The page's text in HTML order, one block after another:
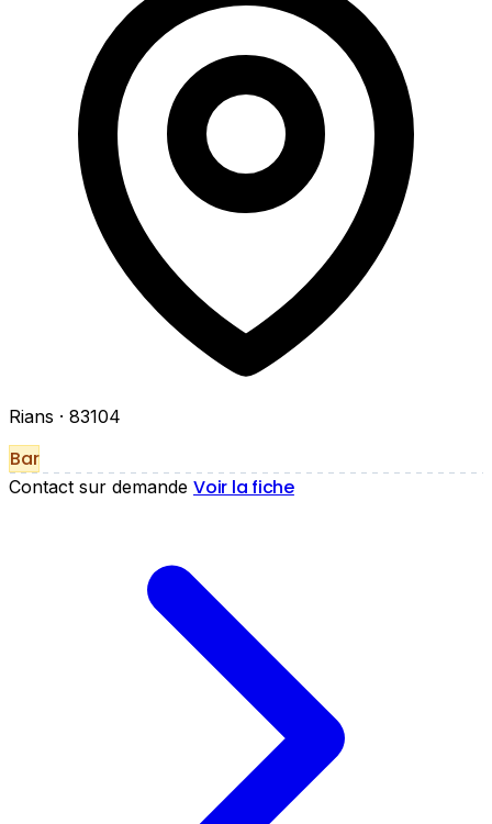
Rians · 83104
Bar
Contact sur demande Voir la fiche